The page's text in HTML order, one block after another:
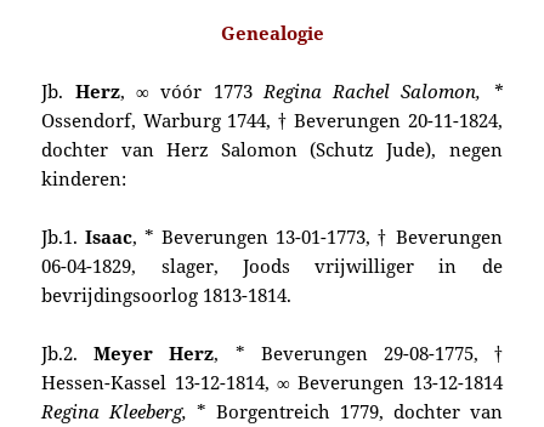
Genealogie
Jb. Herz, ∞ vóór 1773Regina Rachel Salomon, *
Ossendorf, Warburg 1744, † Beverungen 20-11-1824,
dochter van Herz Salomon (Schutz Jude), negen
kinderen:
Jb.1.Isaac, * Beverungen 13-01-1773, † Beverungen
06-04-1829, slager, Joods vrijwilliger in de
bevrijdingsoorlog 1813-1814.
Jb.2.Meyer Herz, * Beverungen 29-08-1775, †
Hessen-Kassel 13-12-1814, ∞ Beverungen 13-12-1814
Regina Kleeberg,* Borgentreich 1779, dochter van